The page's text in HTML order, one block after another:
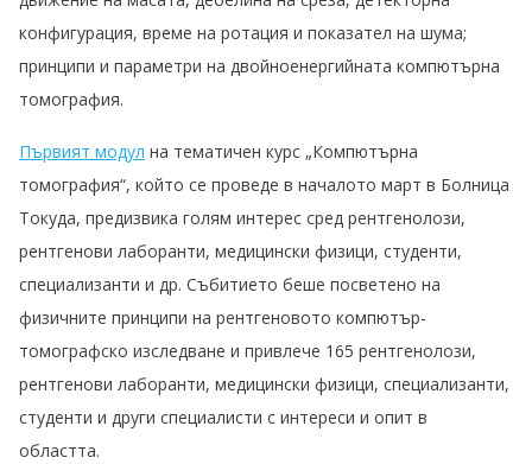
конфигурация, време на ротация и показател на шума;
принципи и параметри на двойноенергийната компютърна
томография.
Първият модул на тематичен курс „Компютърна
томография“, който се проведе в началото март в Болница
Токуда, предизвика голям интерес сред рентгенолози,
рентгенови лаборанти, медицински физици, студенти,
специализанти и др. Събитието беше посветено на
физичните принципи на рентгеновото компютър-
томографско изследване и привлече 165 рентгенолози,
рентгенови лаборанти, медицински физици, специализанти,
студенти и други специалисти с интереси и опит в
областта.